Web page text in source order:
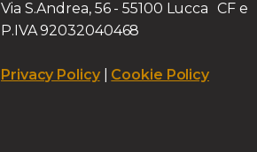
Via S.Andrea, 56 - 55100 Lucca CF e
P.IVA 92032040468
Privacy Policy| Cookie Policy